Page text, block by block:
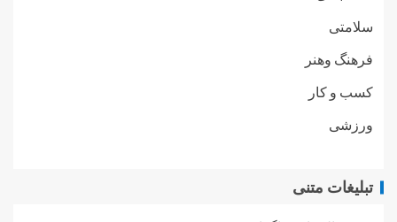
سلامتی
فرهنگ وهنر
کسب و کار
ورزشی
تبلیغات متنی